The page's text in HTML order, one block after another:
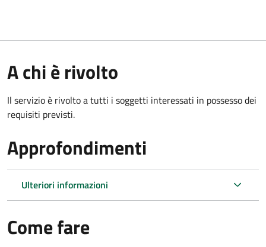
A chi è rivolto
Il servizio è rivolto a tutti i soggetti interessati in possesso dei
requisiti previsti.
Approfondimenti
Ulteriori informazioni
Come fare